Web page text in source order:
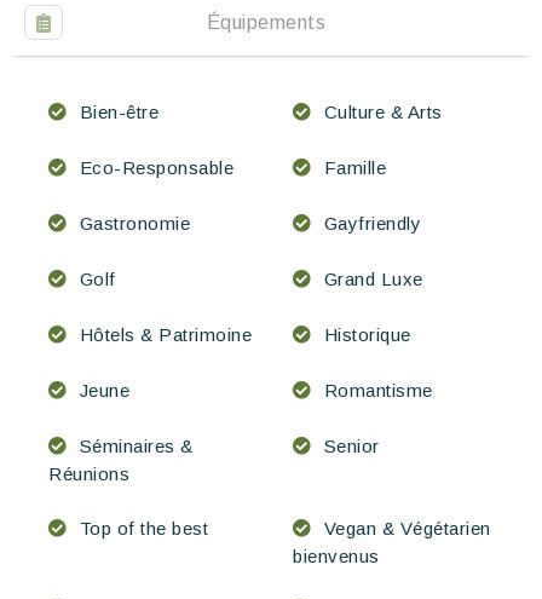
Équipements
Bien-être Culture & Arts
Eco-Responsable Famille
Gastronomie Gayfriendly
Golf Grand Luxe
Hôtels & Patrimoine Historique
Jeune Romantisme
Séminaires &
Réunions
Senior
Top of the best
Vegan & Végétarien
bienvenus